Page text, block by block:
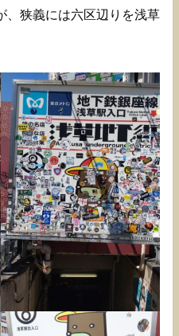
、狭義には六区辺りを浅草